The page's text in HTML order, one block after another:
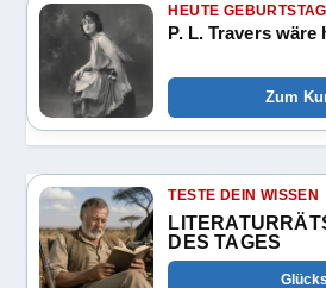
HEUTE GEBURTSTAG
P. L. Travers wäre
Zum
TESTE DEIN WISSEN
DES TAGES